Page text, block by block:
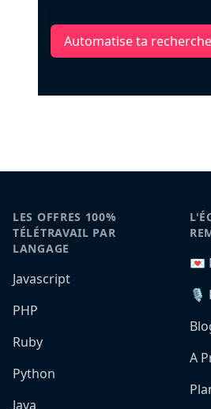
Automatise ta
LES OFFRES 100%
TÉLÉTRAVAIL PAR
LANGAGE
Javascript
PHP
Ruby
Python
Java
💌
🎙️
A